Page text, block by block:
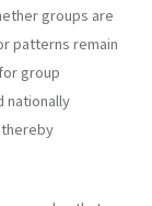
groups are
patterns remain
group
nationally